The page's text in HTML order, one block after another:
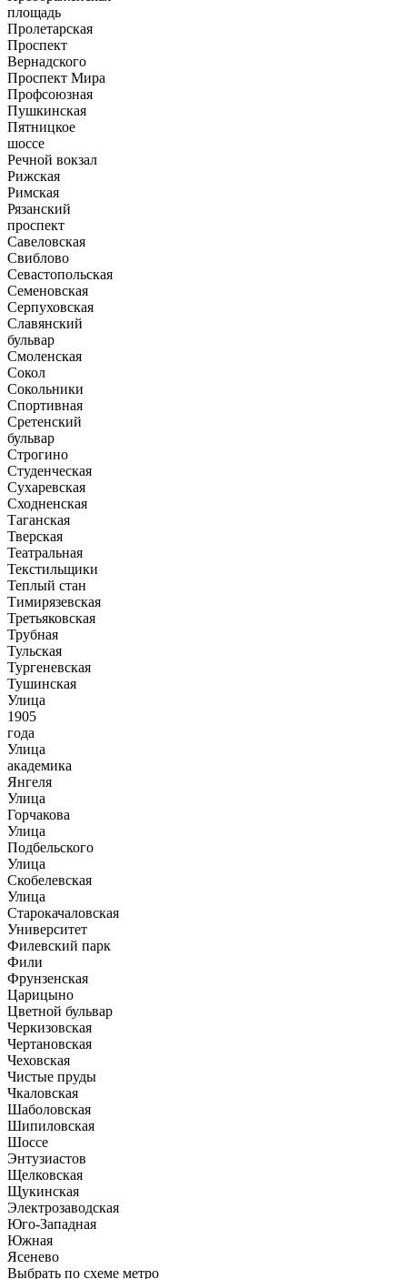
площадь
Пролетарская
Проспект
Вернадского
Проспект Мира
Профсоюзная
Пушкинская
Пятницкое
шоссе
Речной вокзал
Рижская
Римская
Рязанский
проспект
Савеловская
Свиблово
Севастопольская
Семеновская
Серпуховская
Славянский
бульвар
Смоленская
Сокол
Сокольники
Спортивная
Сретенский
бульвар
Строгино
Студенческая
Сухаревская
Сходненская
Таганская
Тверская
Театральная
Текстильщики
Теплый стан
Тимирязевская
Третьяковская
Трубная
Тульская
Тургеневская
Тушинская
Улица
1905
года
Улица
академика
Янгеля
Улица
Горчакова
Улица
Подбельского
Улица
Скобелевская
Улица
Старокачаловская
Университет
Филевский парк
Фили
Фрунзенская
Царицыно
Цветной бульвар
Черкизовская
Чертановская
Чеховская
Чистые пруды
Чкаловская
Шаболовская
Шипиловская
Шоссе
Энтузиастов
Щелковская
Щукинская
Электрозаводская
Юго-Западная
Южная
Ясенево
Выбрать по схеме метро